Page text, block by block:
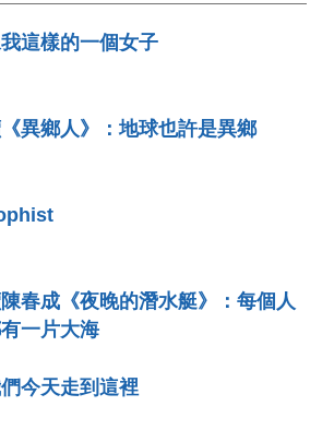
這樣的一個女子
異鄉人》：地球也許是異鄉
春成《夜晚的潛水艇》：每個人
一片大海
今天走到這裡